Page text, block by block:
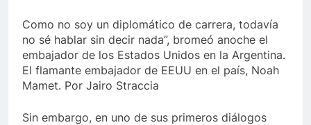
Como no soy un diplomático de carrera, todavía
no sé hablar sin decir nada”, bromeó anoche el
embajador de los Estados Unidos en la Argentina.
El flamante embajador de EEUU en el país, Noah
Mamet. Por Jairo Straccia
Sin embargo, en uno de sus primeros diálogos